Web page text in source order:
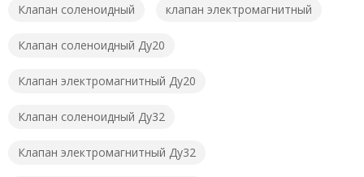
Клапан соленоидный клапан электромагнитный
Клапан соленоидный Ду20
Клапан электромагнитный Ду20
Клапан соленоидный Ду32
Клапан электромагнитный Ду32